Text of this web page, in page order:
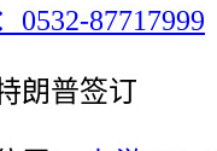
0532-87717999
朗普签订